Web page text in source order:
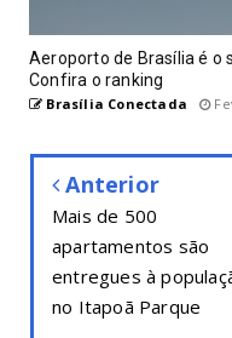
Aeroporto de Brasília é o
Confira o ranking
Brasília Conectada
Anterior
Mais de 500
apartamentos são
entregues à
no Itapoã Parque